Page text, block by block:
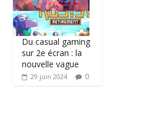
Du casual gaming
sur 2e écran : la
nouvelle vague
29 juin 2024 0